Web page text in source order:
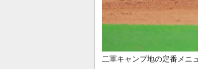
二軍キャンプ地の定番メニ